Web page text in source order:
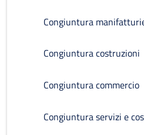
Congiuntura
Congiuntura costruzioni
Congiuntura commercio
Congiuntura servizi e